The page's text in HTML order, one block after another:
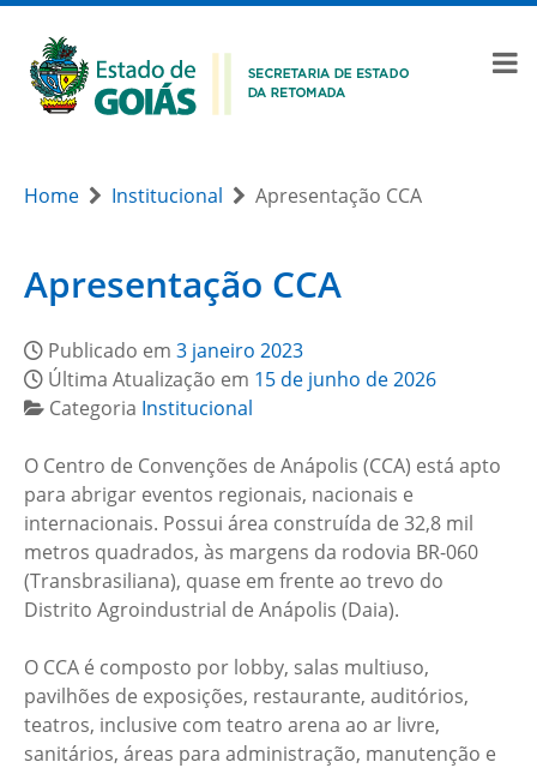
Home Institucional Apresentação CCA
Apresentação CCA
Publicado em 3 janeiro 2023
Última Atualização em 15 de junho de 2026
Categoria Institucional
O Centro de Convenções de Anápolis (CCA) está apto
para abrigar eventos regionais, nacionais e
internacionais. Possui área construída de 32,8 mil
metros quadrados, às margens da rodovia BR-060
(Transbrasiliana), quase em frente ao trevo do
Distrito Agroindustrial de Anápolis (Daia).
O CCA é composto por lobby, salas multiuso,
pavilhões de exposições, restaurante, auditórios,
teatros, inclusive com teatro arena ao ar livre,
sanitários, áreas para administração, manutenção e